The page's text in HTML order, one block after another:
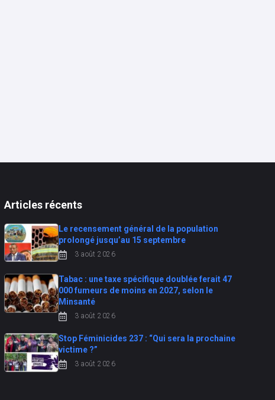
Articles récents
Le recensement général de la population
prolongé jusqu’au 15 septembre
3 août 2026
Tabac : une taxe spécifique doublée ferait 47
000 fumeurs de moins en 2027, selon le
Minsanté
3 août 2026
Stop Féminicides 237 : “Qui sera la prochaine
victime ?”
3 août 2026